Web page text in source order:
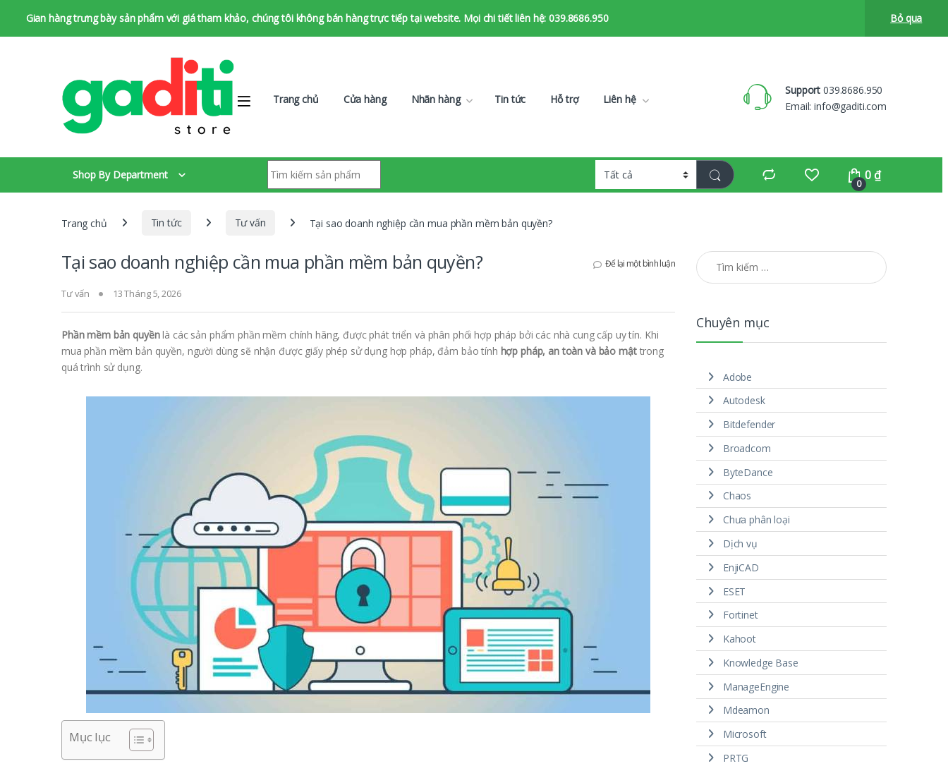
Gian hàng trưng bày sản phẩm với giá tham khảo, chúng tôi không bán hàng trực tiếp tại website. Mọi chi tiết liên hệ: 039.8686.950
Bỏ qua
Trang chủ Cửa hàng Nhãn hàng Tin tức Hỗ trợ Liên hệ
Support 039.8686.950
Email:info@gaditi.com
Shop By Department
Tìm kiếm:
0
0 ₫
Trang chủ Tin tức Tư vấn Tại sao doanh nghiệp cần mua phần mềm bản quyền?
Tại sao doanh nghiệp cần mua phần mềm bản quyền? Để lại một bình luận
Tư vấn 13 Tháng 5, 2026
Phần mềm bản quyềnlà các sản phẩm phần mềm chính hãng, được phát triển và phân phối hợp pháp bởi các nhà cung cấp uy tín. Khi
mua phần mềm bản quyền, người dùng sẽ nhận được giấy phép sử dụng hợp pháp, đảm bảo tính hợp pháp, an toàn và bảo mậttrong
quá trình sử dụng.
Mục lục
Tìm kiếm cho:
Chuyên mục
Adobe
Autodesk
Bitdefender
Broadcom
ByteDance
Chaos
Chưa phân loại
Dịch vụ
EnjiCAD
ESET
Fortinet
Kahoot
Knowledge Base
ManageEngine
Mdeamon
Microsoft
PRTG